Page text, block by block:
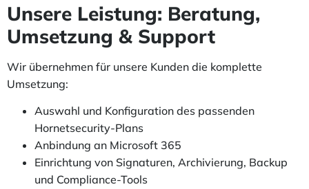
Unsere Leistung: Beratung,
Umsetzung & Support
Wir übernehmen für unsere Kunden die komplette
Umsetzung:
Auswahl und Konfiguration des passenden
Hornetsecurity-Plans
Anbindung an Microsoft 365
Einrichtung von Signaturen, Archivierung, Backup
und Compliance-Tools